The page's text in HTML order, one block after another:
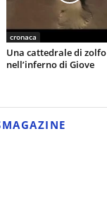
cronaca
Una cattedrale di zolfo
nell’inferno di Giove